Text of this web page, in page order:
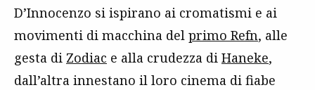
D’Innocenzo si ispirano ai cromatismi e ai
movimenti di macchina del primo Refn, alle
gesta di Zodiac e alla crudezza di Haneke,
dall’altra innestano il loro cinema di fiabe